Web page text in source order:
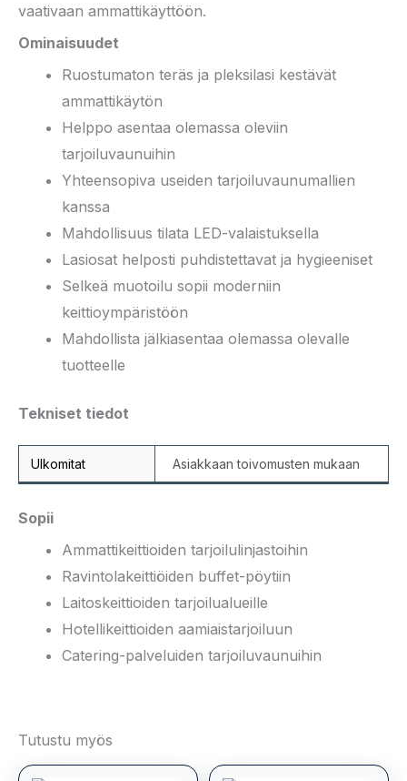
vaativaan ammattikäyttöön.
Ominaisuudet
Ruostumaton teräs ja pleksilasi kestävät
ammattikäytön
Helppo asentaa olemassa oleviin
tarjoiluvaunuihin
Yhteensopiva useiden tarjoiluvaunumallien
kanssa
Mahdollisuus tilata LED-valaistuksella
Lasiosat helposti puhdistettavat ja hygieeniset
Selkeä muotoilu sopii moderniin
keittioympäristöön
Mahdollista jälkiasentaa olemassa olevalle
tuotteelle
Tekniset tiedot
Ulkomitat Asiakkaan toivomusten mukaan
Sopii
Ammattikeittioiden tarjoilulinjastoihin
Ravintolakeittiöiden buffet-pöytiin
Laitoskeittioiden tarjoilualueille
Hotellikeittioiden aamiaistarjoiluun
Catering-palveluiden tarjoiluvaunuihin
Tutustu myös